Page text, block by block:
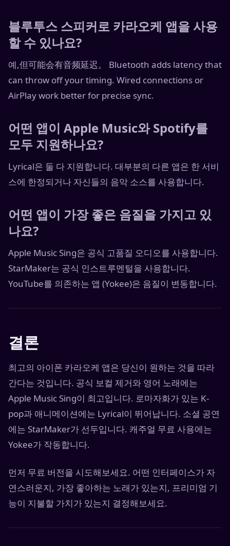
블루투스 스피커로 카라오케 앱을 사용
할 수 있나요?
예,但可能会有音频延迟。 Bluetooth adds latency that
can throw off your timing. Wired connections or
AirPlay work better for precise sync.
어떤 앱이 Apple Music와 Spotify를
모두 지원하나요?
Lyrical은 둘 다 지원합니다. 대부분의 다른 앱은 한 서비
스에 한정되거나 자신들의 음악 소스를 사용합니다.
어떤 앱이 가장 좋은 음질을 가지고 있
나요?
Apple Music Sing은 공식 고품질 오디오를 사용합니다.
StarMaker는 공식 인스트루멘털을 사용합니다.
YouTube를 의존하는 앱 (Yokee)은 음질이 변동합니다.
결론
최고의 아이폰 카라오케 앱은 당신이 원하는 것을 따라
간다는 것입니다. 공식 보컬 제거와 영어 노래에는
Apple Music Sing이 최고입니다. 로마자화가 있는 K-
pop과 애니메이션에는 Lyrical이 뛰어납니다. 소셜 공연
에는 StarMaker가 선두입니다. 캐주얼 무료 사용에는
Yokee가 작동합니다.
먼저 무료 버전을 시도해보세요. 어떤 인터페이스가 자
연스러운지, 가장 좋아하는 노래가 있는지, 프리미엄 기
능이 지불할 가치가 있는지 결정해보세요.